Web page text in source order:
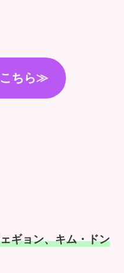
ちら≫
ギョン、キム・ドン